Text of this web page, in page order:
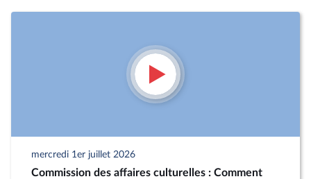
mercredi 1er juillet 2026
Commission des affaires culturelles : Comment